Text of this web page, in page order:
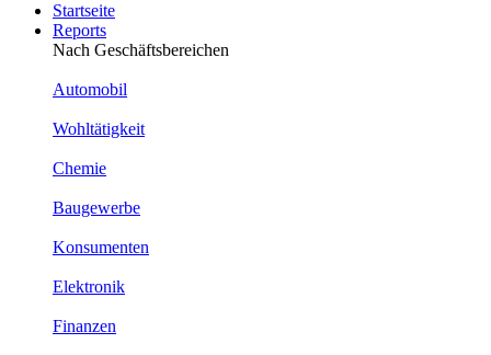
Startseite
Reports
Nach Geschäftsbereichen
Automobil
Wohltätigkeit
Chemie
Baugewerbe
Konsumenten
Elektronik
Finanzen